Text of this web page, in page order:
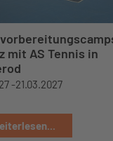
mit AS Tennis in
-21.03.2027